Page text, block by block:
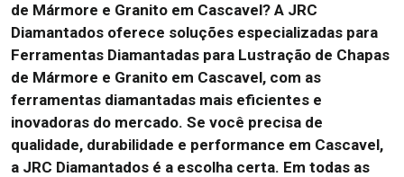
de Mármore e Granito em Cascavel? A JRC
Diamantados oferece soluções especializadas para
Ferramentas Diamantadas para Lustração de Chapas
de Mármore e Granito em Cascavel, com as
ferramentas diamantadas mais eficientes e
inovadoras do mercado. Se você precisa de
qualidade, durabilidade e performance em Cascavel,
a JRC Diamantados é a escolha certa. Em todas as